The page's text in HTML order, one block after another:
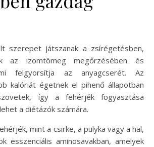
szerepet játszanak a zsírégetésben,
az izomtömeg megőrzésében és
felgyorsítja az anyagcserét. Az
kalóriát égetnek el pihenő állapotban
így a fehérjék fogyasztása
a diétázók számára.
mint a csirke, a pulyka vagy a hal,
esszenciális aminosavakban, amelyek